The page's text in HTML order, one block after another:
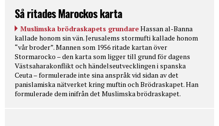
Så ritades Marockos karta
Muslimska brödraskapets grundareHassan al-Banna
kallade honom sin vän. Jerusalems stormufti kallade honom
“vår broder”. Mannen som 1956 ritade kartan över
Stormarocko – den karta som ligger till grund för dagens
Västsaharakonflikt och händelseutvecklingen i spanska
Ceuta – formulerade inte sina anspråk vid sidan av det
panislamiska nätverket kring muftin och Brödraskapet. Han
formulerade dem inifrån det Muslimska brödraskapet.